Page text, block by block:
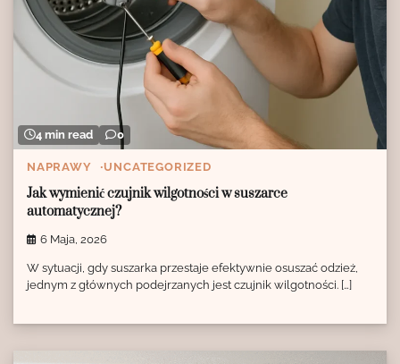
4 min read 0
NAPRAWY UNCATEGORIZED
Jak wymienić czujnik wilgotności w suszarce
automatycznej?
6 Maja, 2026
W sytuacji, gdy suszarka przestaje efektywnie osuszać odzież,
jednym z głównych podejrzanych jest czujnik wilgotności. […]